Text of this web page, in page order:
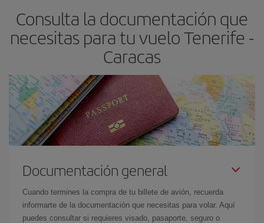
Consulta la documentación que
necesitas para tu vuelo Tenerife -
Caracas
Documentación general
Cuando termines la compra de tu billete de avión, recuerda
informarte de la documentación que necesitas para volar. Aquí
puedes consultar si requieres visado, pasaporte, seguro o